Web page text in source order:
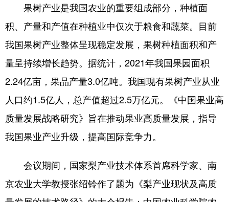
新疆 内蒙古 黑龙江
多语种频道
English Español Français عربى
Русский язык 日本語 한국어
Deutsch Português
果树产业是我国农业的重要组成部分，种植面
积、产量和产值在种植业中仅次于粮食和蔬菜。目前
我国果树产业整体呈现稳定发展，果树种植面积和产
量呈持续增长趋势。据统计，2021年我国果园面积
2.24亿亩，果品产量3.0亿吨。我国现有果树产业从业
人口约1.5亿人，总产值超过2.5万亿元。《中国果业高
质量发展战略研究》旨在推动果业高质量发展，指导
我国果业产业升级，提高国际竞争力。
会议期间，国家梨产业技术体系首席科学家、南
京农业大学教授张绍铃作了题为《梨产业现状及高质